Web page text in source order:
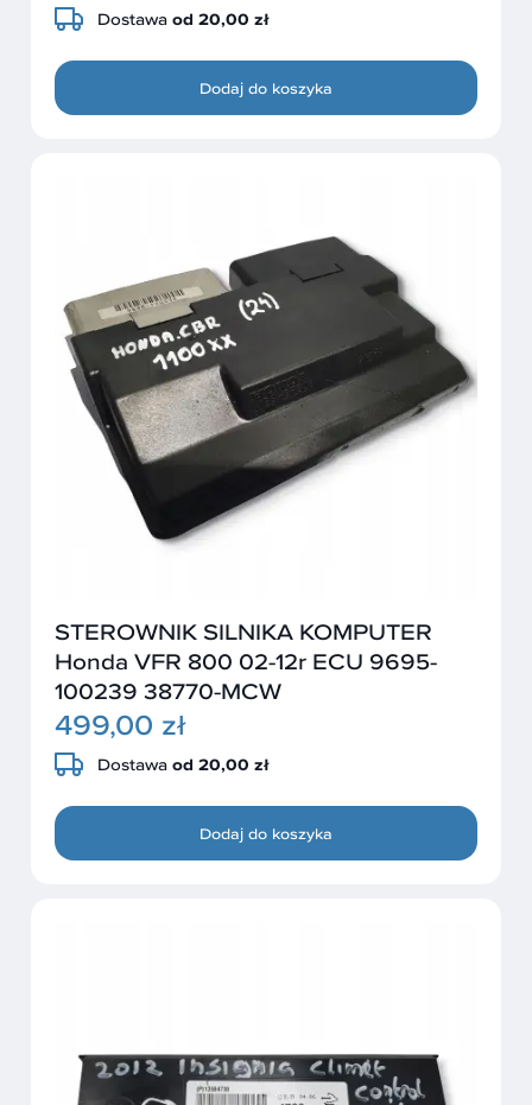
Dostawa od 20,00 zł
Dodaj do koszyka
STEROWNIK SILNIKA KOMPUTER
Honda VFR 800 02-12r ECU 9695-
100239 38770-MCW
499,00 zł
Dostawa od 20,00 zł
Dodaj do koszyka